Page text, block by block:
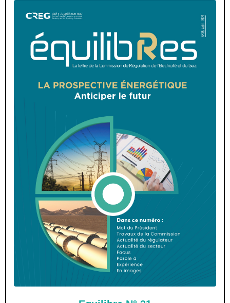
Mot du Président
Travaux de la Commission
Actualité du secteur…